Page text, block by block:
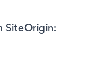
SiteOrigin: